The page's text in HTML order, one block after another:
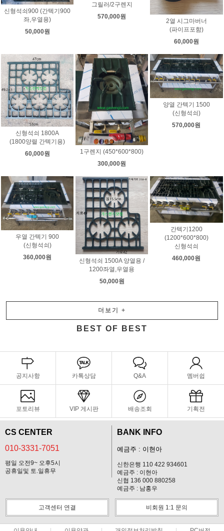
신형석쇠900 (간텍기900
좌,우열용)
50,000원
그릴러/2구렌지
570,000원
2열 시그마버너
(파이프포함)
60,000원
신형석쇠 1800A
(1800양렬 간텍기용)
60,000원
1구렌지 (450*600*800)
300,000원
양열 간텍기 1500
(신형석쇠)
570,000원
우열 간텍기 900
(신형석쇠)
360,000원
신형석쇠 1500A 양열용 /
1200좌열,우열용
50,000원
간텍기1200
(1200*600*800)
신형석쇠
460,000원
더보기 +
BEST OF BEST
공지사항 카톡상담 Q&A 멤버쉽
포토리뷰 VIP 게시판 배송조회 기획전
CS CENTER
010-3331-7051
평일 오전9~ 오후5시
공휴일및 토.일휴무
BANK INFO
예금주 : 이현아
신한은행 110 422 934601
예금주 : 이현아
신협 136 000 880258
예금주 : 남홍우
고객센터 연결 비회원 1:1 문의